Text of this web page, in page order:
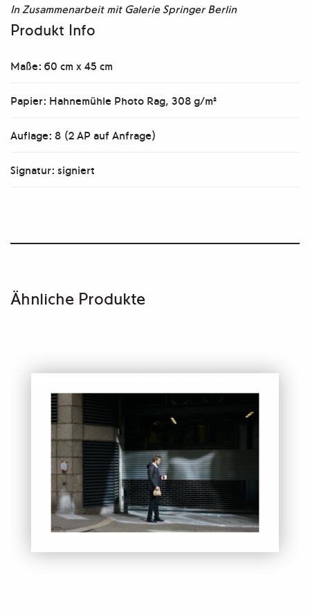
In Zusammenarbeit mit Galerie Springer Berlin
Produkt Info
Maße: 60 cm x 45 cm
Papier: Hahnemühle Photo Rag, 308 g/m²
Auflage: 8 (2 AP auf Anfrage)
Signatur: signiert
Ähnliche Produkte